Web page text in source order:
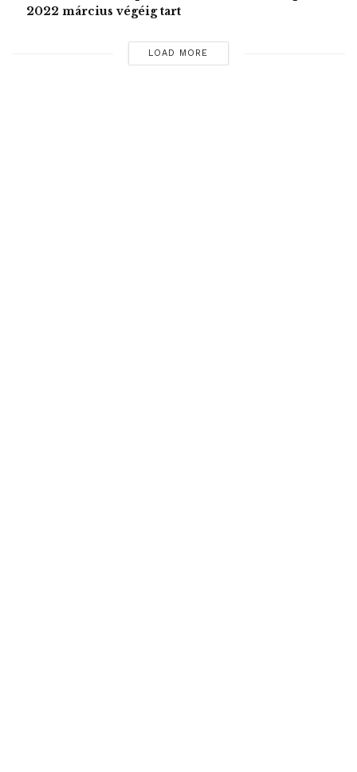
Virgil Popescu visszaélés
2022 március végéig tart
LOAD MORE